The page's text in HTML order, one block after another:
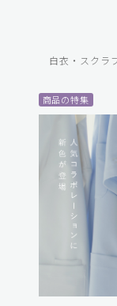
白衣・スクラ
商品の特集